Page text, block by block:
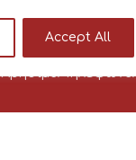
Accept All
Πολιτική Απορρήτου
Χρήσιμα Τηλέφωνα